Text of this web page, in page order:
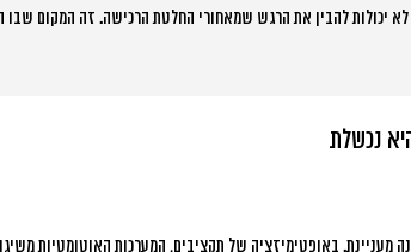
לא יכולות להבין את הרגש שמאחורי החלטת הרכישה. זה המקום שבו
נכשלת